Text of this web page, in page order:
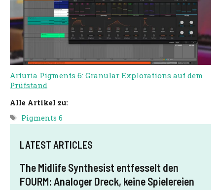
Arturia Pigments 6: Granular Explorations auf dem
Prüfstand
Alle Artikel zu:
Schlagwörter
Pigments 6
LATEST ARTICLES
The Midlife Synthesist entfesselt den
FOURM: Analoger Dreck, keine Spielereien